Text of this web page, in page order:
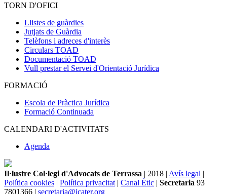
TORN D'OFICI
Llistes de guàrdies
Jutjats de Guàrdia
Telèfons i adreces d'interès
Circulars TOAD
Documentació TOAD
Vull prestar el Servei d'Orientació Jurídica
FORMACIÓ
Escola de Pràctica Jurídica
Formació Continuada
CALENDARI D'ACTIVITATS
Agenda
Il·lustre Col·legi d'Advocats de Terrassa | 2018 | Avís legal |
Política cookies | Política privacitat | Canal Ètic | Secretaria 93
7801366 | secretaria@icater.org